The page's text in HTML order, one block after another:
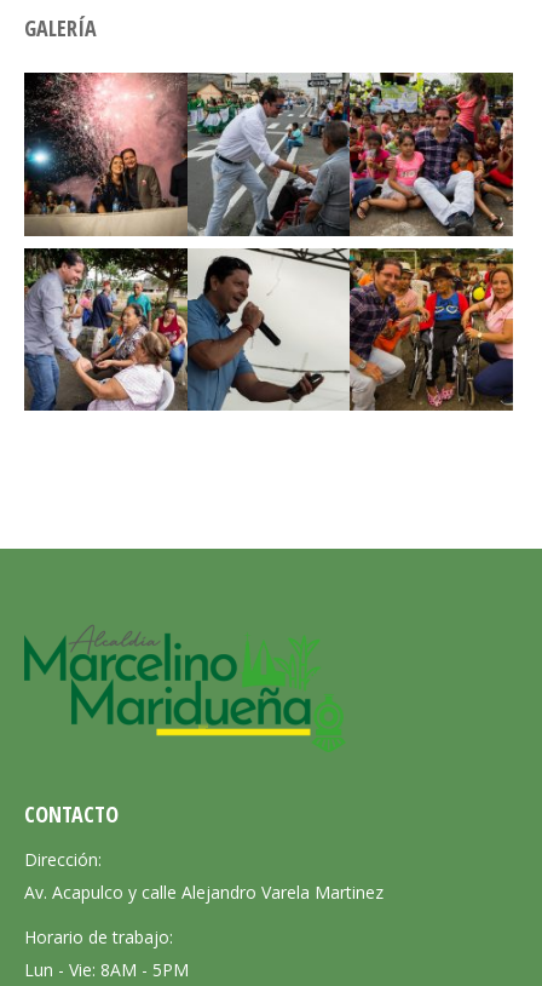
GALERÍA
CONTACTO
Dirección:
Av. Acapulco y calle Alejandro Varela Martinez
Horario de trabajo:
Lun - Vie: 8AM - 5PM